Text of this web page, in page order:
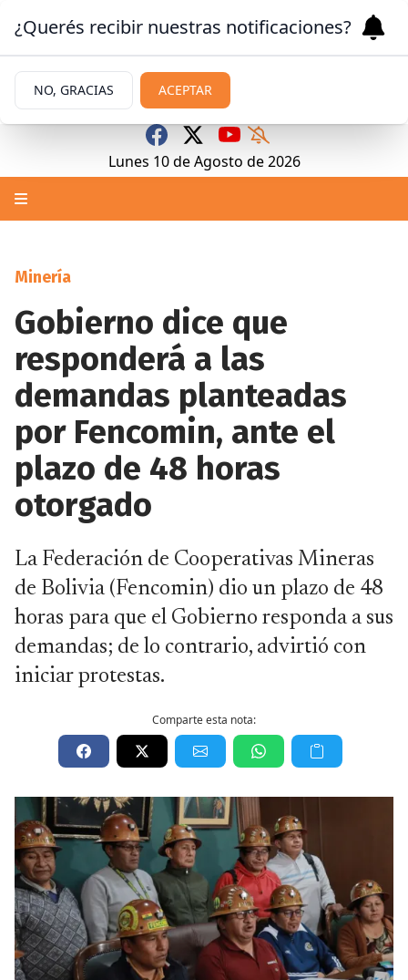
Lunes 10 de Agosto de 2026
Minería
Gobierno dice que
responderá a las
demandas planteadas
por Fencomin, ante el
plazo de 48 horas
otorgado
La Federación de Cooperativas Mineras
de Bolivia (Fencomin) dio un plazo de 48
horas para que el Gobierno responda a sus
demandas; de lo contrario, advirtió con
iniciar protestas.
Comparte esta nota:
¿Querés recibir nuestras notificaciones?
NO, GRACIAS ACEPTAR